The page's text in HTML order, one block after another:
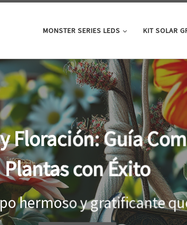
MONSTER SERIES LEDS KIT SOLAR
la clave para un
tus plantas
es importante
...